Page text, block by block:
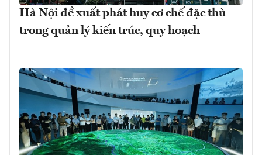
Hà Nội đề xuất phát huy cơ chế đặc thù
trong quản lý kiến trúc, quy hoạch